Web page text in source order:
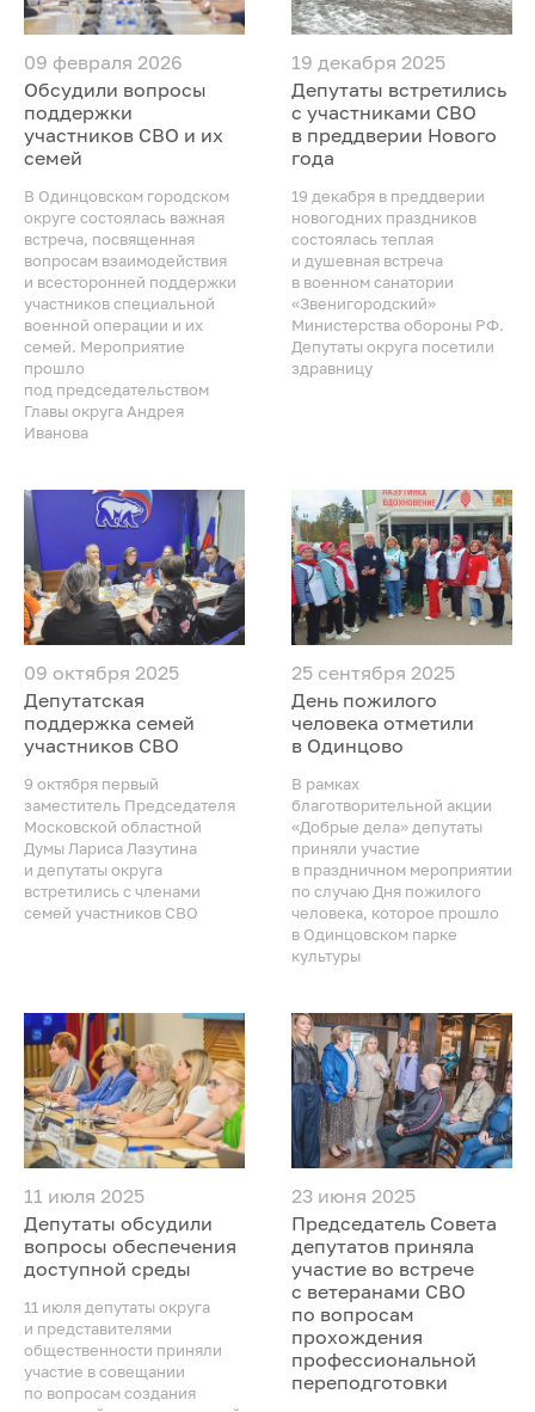
09 февраля 2026
Обсудили вопросы
поддержки
участников СВО и их
семей
В Одинцовском городском
округе состоялась важная
встреча, посвященная
вопросам взаимодействия
и всесторонней поддержки
участников специальной
военной операции и их
семей. Мероприятие
прошло
под председательством
Главы округа Андрея
Иванова
19 декабря 2025
Депутаты встретились
с участниками СВО
в преддверии Нового
года
19 декабря в преддверии
новогодних праздников
состоялась теплая
и душевная встреча
в военном санатории
«Звенигородский»
Министерства обороны РФ.
Депутаты округа посетили
здравницу
09 октября 2025
Депутатская
поддержка семей
участников СВО
9 октября первый
заместитель Председателя
Московской областной
Думы Лариса Лазутина
и депутаты округа
встретились с членами
семей участников СВО
25 сентября 2025
День пожилого
человека отметили
в Одинцово
В рамках
благотворительной акции
«Добрые дела» депутаты
приняли участие
в праздничном мероприятии
по случаю Дня пожилого
человека, которое прошло
в Одинцовском парке
культуры
11 июля 2025
Депутаты обсудили
вопросы обеспечения
доступной среды
11 июля депутаты округа
и представителями
общественности приняли
участие в совещании
по вопросам создания
23 июня 2025
Председатель Совета
депутатов приняла
участие во встрече
с ветеранами СВО
по вопросам
прохождения
профессиональной
переподготовки